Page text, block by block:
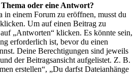
oder eine Antwort?
in einem Forum zu eröffnen, musst du
Um auf einen Beitrag zu
„Antworten“ klicken. Es könnte sein,
erforderlich ist, bevor du einen
Deine Berechtigungen sind jeweils
der Beitragsansicht aufgelistet. Z. B.
erstellen“, „Du darfst Dateianhänge